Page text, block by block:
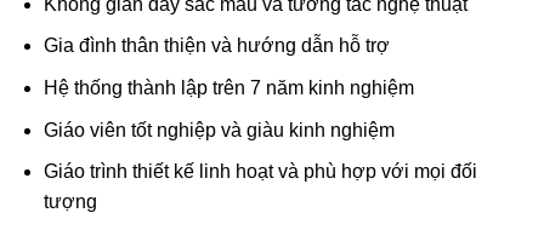
Gia đình thân thiện và hướng dẫn hỗ trợ
Hệ thống thành lập trên 7 năm kinh nghiệm
Giáo viên tốt nghiệp và giàu kinh nghiệm
Giáo trình thiết kế linh hoạt và phù hợp với mọi đối
tượng